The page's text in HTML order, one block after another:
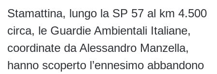
Stamattina, lungo la SP 57 al km 4.500
circa, le Guardie Ambientali Italiane,
coordinate da Alessandro Manzella,
hanno scoperto l’ennesimo abbandono